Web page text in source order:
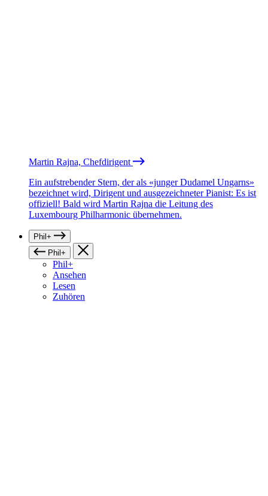
Martin Rajna, Chefdirigent
Ein aufstrebender Stern, der als «junger Dudamel Ungarns»
bezeichnet wird, Dirigent und ausgezeichneter Pianist: Es ist
offiziell! Bald wird Martin Rajna die Leitung des
Luxembourg Philharmonic übernehmen.
Phil+
Phil+
Phil+
Ansehen
Lesen
Zuhören